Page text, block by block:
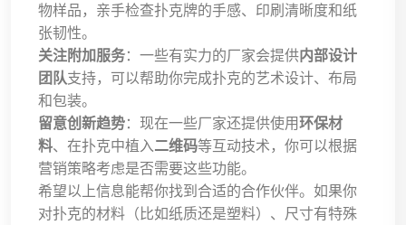
物样品，亲手检查扑克牌的手感、印刷清晰度和纸
张韧性。
关注附加服务：一些有实力的厂家会提供内部设计
团队支持，可以帮助你完成扑克的艺术设计、布局
和包装。
留意创新趋势：现在一些厂家还提供使用环保材
料、在扑克中植入二维码等互动技术，你可以根据
营销策略考虑是否需要这些功能。
希望以上信息能帮你找到合适的合作伙伴。如果你
对扑克的材料（比如纸质还是塑料）、尺寸有特殊